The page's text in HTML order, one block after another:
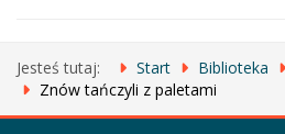
Jesteś tutaj: Start Biblioteka
Znów tańczyli z paletami